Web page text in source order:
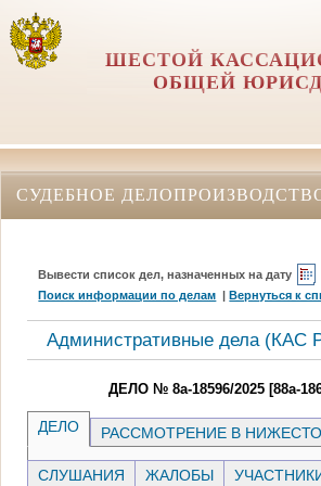
ШЕСТОЙ
ОБЩЕЙ
СУДЕБНОЕ
Вывести список дел, назначенных на дату
Поиск информации по делам |Вернуться к
Административные дела (КАC
ДЕЛО № 8а-18596/2025 [88а-
ДЕЛО РАССМОТРЕНИЕ В
СЛУШАНИЯ ЖАЛОБЫ